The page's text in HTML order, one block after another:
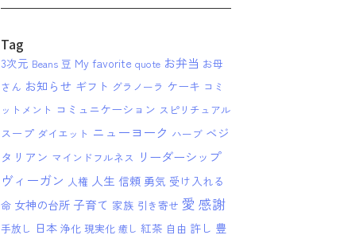
Tag
3次元 Beans 豆 My favorite quote お弁当 お母
さん お知らせ ギフト グラノーラ ケーキ コミ
ットメント コミュニケーション スピリチュアル
スープ ダイエット ニューヨーク ハーブ ベジ
タリアン マインドフルネス リーダーシップ
ヴィーガン 人権 人生 信頼 勇気 受け入れる
命 女神の台所 子育て 家族 引き寄せ 愛 感謝
手放し 日本 浄化 現実化 癒し 紅茶 自由 許し 豊